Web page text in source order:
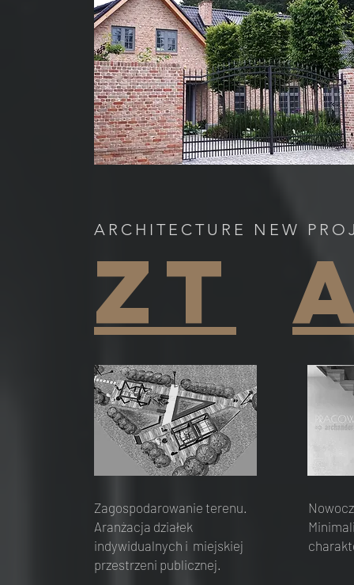
ARCHITECTURE NEW
ZT
Zagospodarowanie terenu.
Aranżacja działek
indywidualnych i miejskiej
przestrzeni publicznej.